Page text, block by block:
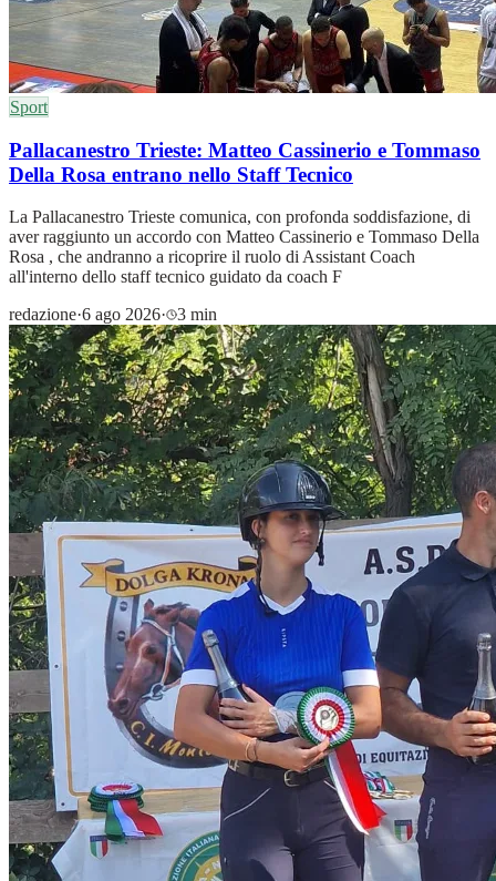
Sport
Pallacanestro Trieste: Matteo Cassinerio e Tommaso
Della Rosa entrano nello Staff Tecnico
La Pallacanestro Trieste comunica, con profonda soddisfazione, di
aver raggiunto un accordo con Matteo Cassinerio e Tommaso Della
Rosa , che andranno a ricoprire il ruolo di Assistant Coach
all'interno dello staff tecnico guidato da coach F
redazione·6 ago 2026· 3 min